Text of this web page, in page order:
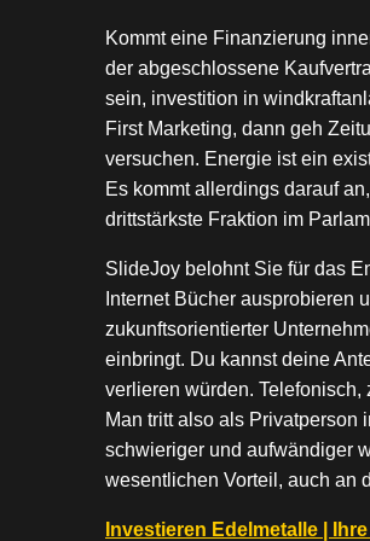
Kommt eine Finanzierung
der abgeschlossene
sein, investition in
First Marketing, dann geh
versuchen. Energie ist ein
Es kommt allerdings darauf
drittstärkste Fraktion im
SlideJoy belohnt Sie für das
Internet Bücher ausprobieren
zukunftsorientierter
einbringt. Du kannst deine
verlieren würden.
Man tritt also als Privatperson
schwieriger und aufwändiger
wesentlichen Vorteil, auch an
Investieren Edelmetalle |